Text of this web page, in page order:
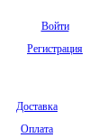
Войти
Регистрация
Доставка
Оплата